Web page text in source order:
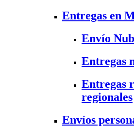
Entregas en
Envío
Entregas
Entregas
regionales
Envíos